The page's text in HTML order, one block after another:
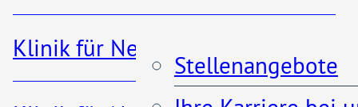
Klinik für Nephrologie
Stellenangebote
02203 – 5660